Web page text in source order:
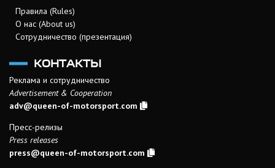
Правила (Rules)
О нас (About us)
Сотрудничество (презентация)
КОНТАКТЫ
Реклама и сотрудничество
Advertisement & Cooperation
adv@queen-of-motorsport.com
Пресс-релизы
Press releases
press@queen-of-motorsport.com